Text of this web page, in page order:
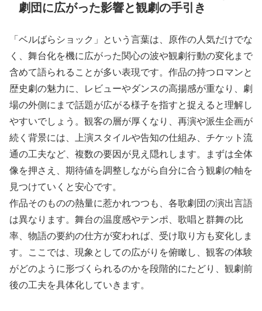
劇団に広がった影響と観劇の手引き
「ベルばらショック」という言葉は、原作の人気だけでな
く、舞台化を機に広がった関心の波や観劇行動の変化まで
含めて語られることが多い表現です。作品の持つロマンと
歴史劇の魅力に、レビューやダンスの高揚感が重なり、劇
場の外側にまで話題が広がる様子を指すと捉えると理解し
やすいでしょう。観客の層が厚くなり、再演や派生企画が
続く背景には、上演スタイルや告知の仕組み、チケット流
通の工夫など、複数の要因が見え隠れします。まずは全体
像を押さえ、期待値を調整しながら自分に合う観劇の軸を
見つけていくと安心です。
作品そのものの熱量に惹かれつつも、各歌劇団の演出言語
は異なります。舞台の温度感やテンポ、歌唱と群舞の比
率、物語の要約の仕方が変われば、受け取り方も変化しま
す。ここでは、現象としての広がりを俯瞰し、観客の体験
がどのように形づくられるのかを段階的にたどり、観劇前
後の工夫を具体化していきます。